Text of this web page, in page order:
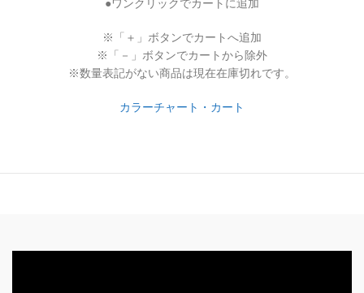
●ワンクリックでカートに追加
※「＋」ボタンでカートへ追加
※「－」ボタンでカートから除外
※数量表記がない商品は現在在庫切れです。
カラーチャート・カート